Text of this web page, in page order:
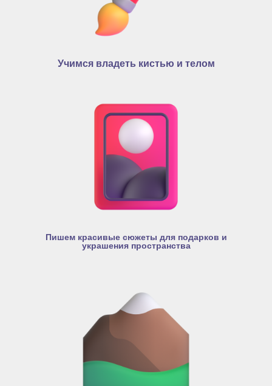
Учимся владеть кистью и телом
Пишем красивые сюжеты для подарков и
украшения пространства